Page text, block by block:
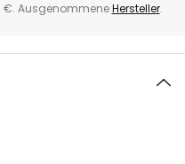
€. AusgenommeneHersteller.